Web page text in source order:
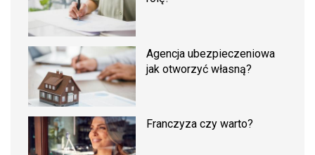
Agencja ubezpieczeniowa
jak otworzyć własną?
Franczyza czy warto?